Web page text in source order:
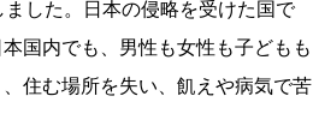
した。日本の侵略を受けた国で
国内でも、男性も女性も子どもも
住む場所を失い、飢えや病気で苦